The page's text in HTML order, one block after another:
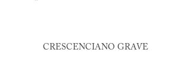
CRESCENCIANO GRAVE